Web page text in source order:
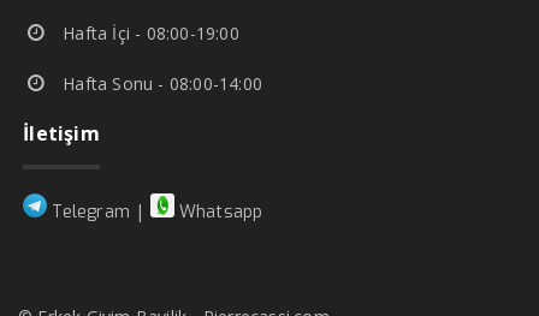
Hafta İçi - 08:00-19:00
Hafta Sonu - 08:00-14:00
İletişim
Telegram | Whatsapp